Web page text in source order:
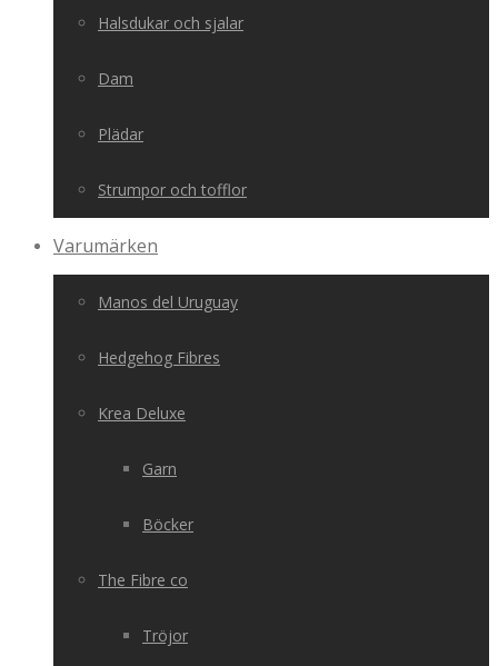
Halsdukar och sjalar
Dam
Plädar
Strumpor och tofflor
Varumärken
Manos del Uruguay
Hedgehog Fibres
Krea Deluxe
Garn
Böcker
The Fibre co
Tröjor